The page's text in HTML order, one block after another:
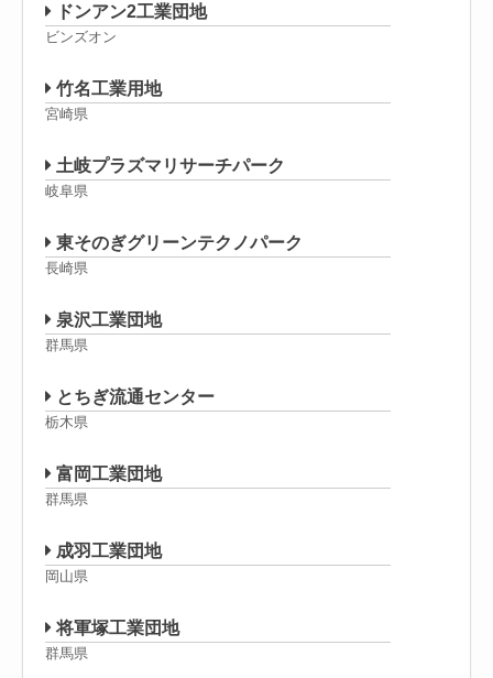
ドンアン2工業団地
ビンズオン
竹名工業用地
宮崎県
土岐プラズマリサーチパーク
岐阜県
東そのぎグリーンテクノパーク
長崎県
泉沢工業団地
群馬県
とちぎ流通センター
栃木県
富岡工業団地
群馬県
成羽工業団地
岡山県
将軍塚工業団地
群馬県